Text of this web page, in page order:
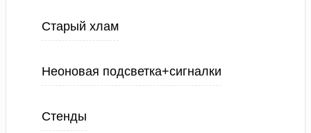
Старый хлам
Неоновая подсветка+сигналки
Стенды